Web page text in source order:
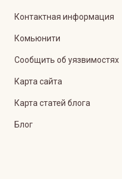
Контактная информация
Комьюнити
Сообщить об уязвимостях
Карта сайта
Карта статей блога
Блог